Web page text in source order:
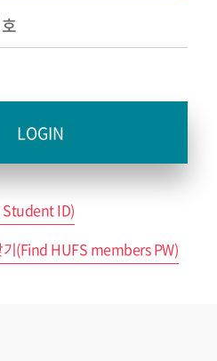
Student ID)
기(Find HUFS members PW)